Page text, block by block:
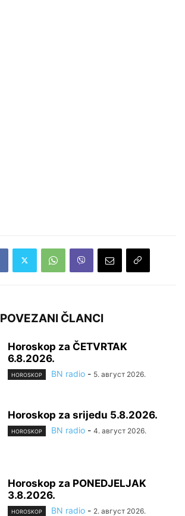
POVEZANI ČLANCI
Horoskop za ČETVRTAK
6.8.2026.
HOROSKOP BN radio - 5. август 2026.
Horoskop za srijedu 5.8.2026.
HOROSKOP BN radio - 4. август 2026.
Horoskop za PONEDJELJAK
3.8.2026.
HOROSKOP BN radio - 2. август 2026.